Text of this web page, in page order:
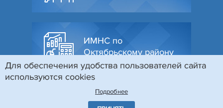
ИМНС по
Октябрьскому району
Для обеспечения удобства пользователей сайта
используются cookies
Подробнее